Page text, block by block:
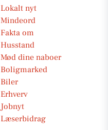
Lokalt nyt
Mindeord
Fakta om
Husstand
Mød dine naboer
Boligmarked
Biler
Erhverv
Jobnyt
Læserbidrag